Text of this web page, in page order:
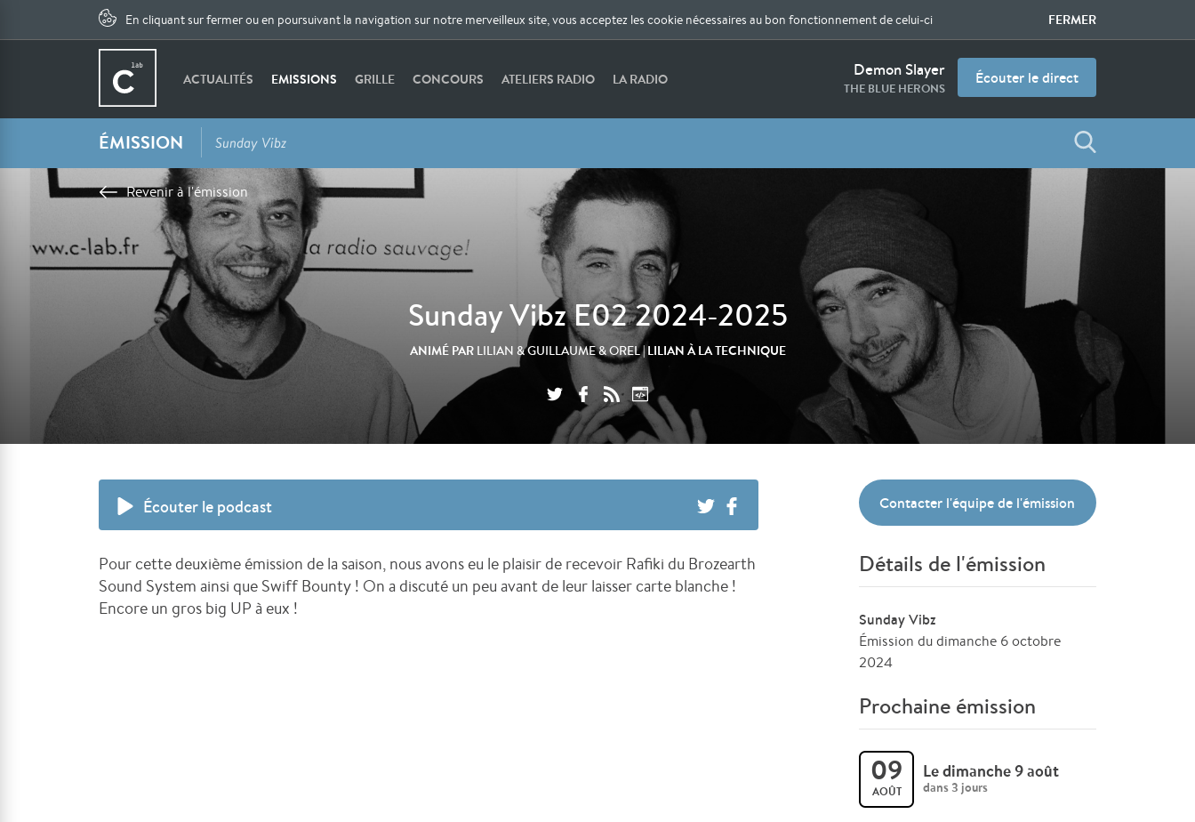
En cliquant sur fermer ou en poursuivant la navigation sur notre merveilleux site, vous acceptez les cookie nécessaires au bon fonctionnement de celui-ci FERMER
ACTUALITÉS EMISSIONS GRILLE CONCOURS ATELIERS RADIO LA RADIO Demon Slayer
THE BLUE HERONS
Écouter le direct
ÉMISSION Sunday Vibz
Revenir à l'émission
Sunday Vibz E02 2024-2025
ANIMÉ PAR LILIAN & GUILLAUME & OREL| LILIAN À LA TECHNIQUE
Écouter le podcast
Pour cette deuxième émission de la saison, nous avons eu le plaisir de recevoir Rafiki du Brozearth
Sound System ainsi que Swiff Bounty ! On a discuté un peu avant de leur laisser carte blanche !
Encore un gros big UP à eux !
Contacter l'équipe de l'émission
Détails de l'émission
Sunday Vibz
Émission du dimanche 6 octobre
2024
Prochaine émission
09
AOÛT
Le dimanche 9 août
dans 3 jours